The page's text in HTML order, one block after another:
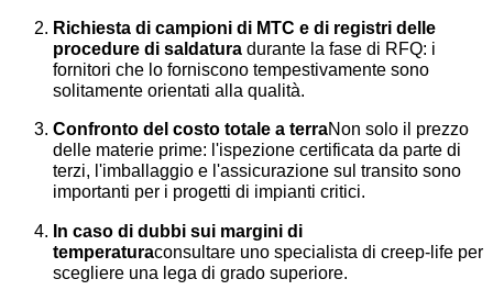
Richiesta di campioni di MTC e di registri delle
procedure di saldatura durante la fase di RFQ: i
fornitori che lo forniscono tempestivamente sono
solitamente orientati alla qualità.
Confronto del costo totale a terraNon solo il prezzo
delle materie prime: l'ispezione certificata da parte di
terzi, l'imballaggio e l'assicurazione sul transito sono
importanti per i progetti di impianti critici.
In caso di dubbi sui margini di
temperaturaconsultare uno specialista di creep-life per
scegliere una lega di grado superiore.